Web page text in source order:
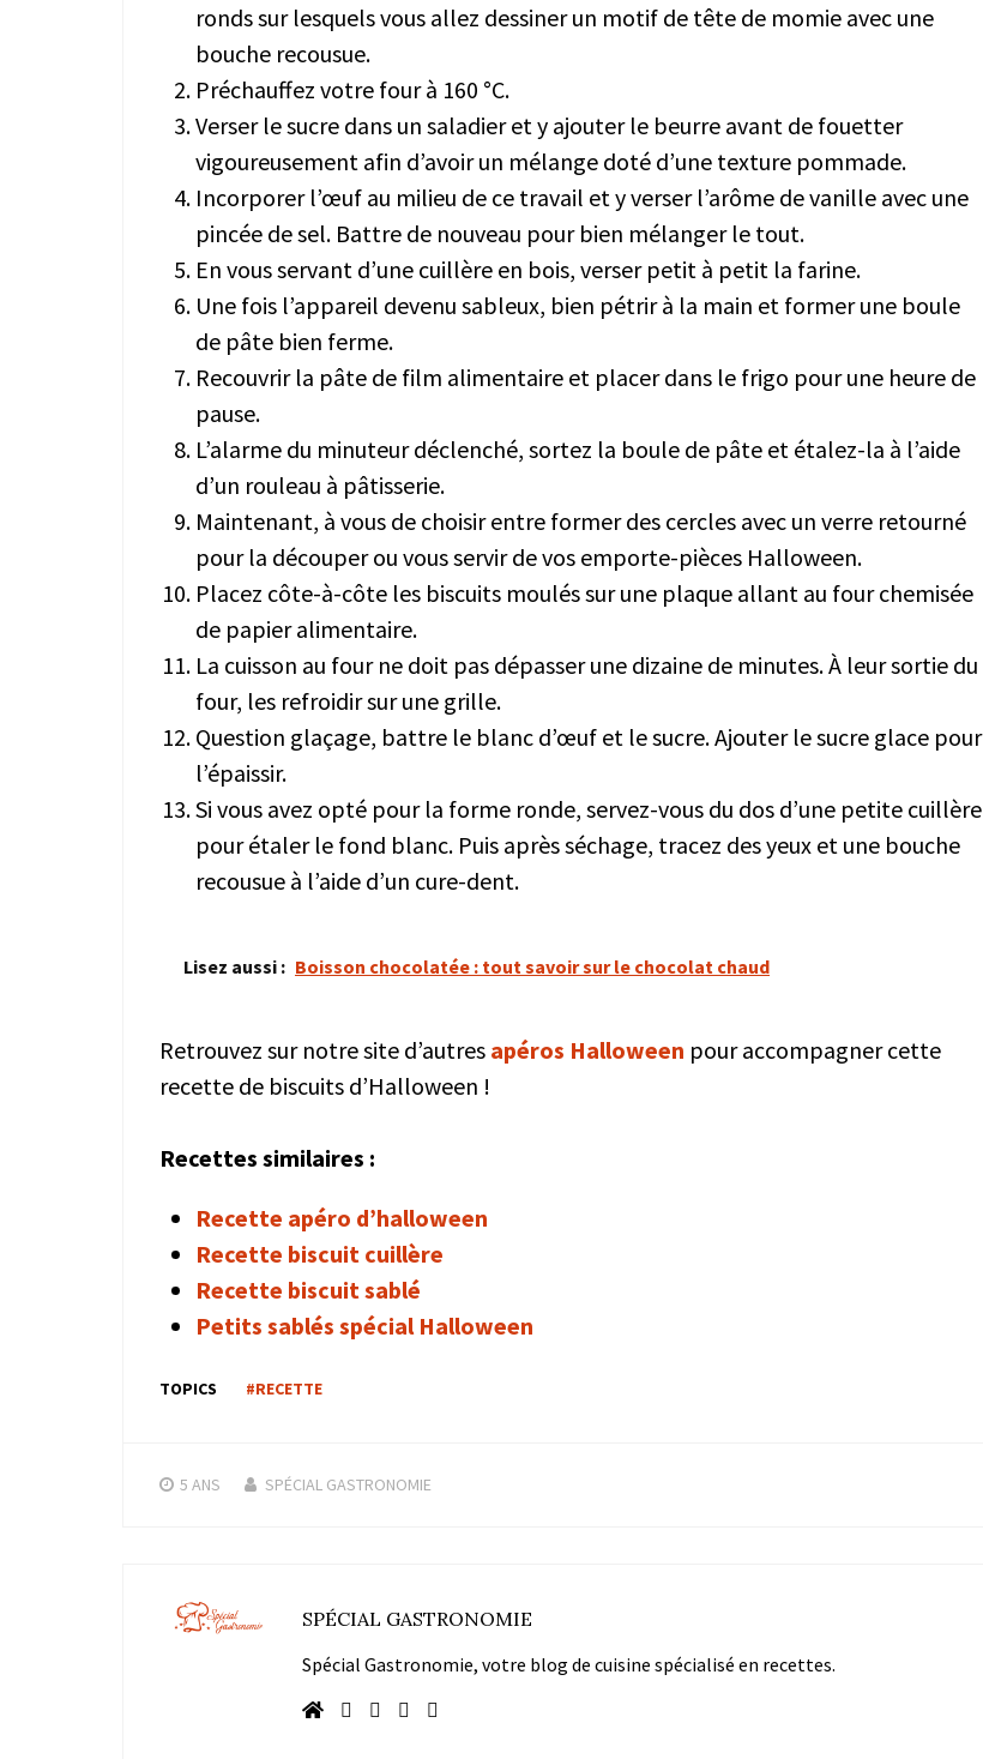
ronds sur lesquels vous allez dessiner un motif de tête de momie avec une
bouche recousue.
Préchauffez votre four à 160 °C.
Verser le sucre dans un saladier et y ajouter le beurre avant de fouetter
vigoureusement afin d’avoir un mélange doté d’une texture pommade.
Incorporer l’œuf au milieu de ce travail et y verser l’arôme de vanille avec une
pincée de sel. Battre de nouveau pour bien mélanger le tout.
En vous servant d’une cuillère en bois, verser petit à petit la farine.
Une fois l’appareil devenu sableux, bien pétrir à la main et former une boule
de pâte bien ferme.
Recouvrir la pâte de film alimentaire et placer dans le frigo pour une heure de
pause.
L’alarme du minuteur déclenché, sortez la boule de pâte et étalez-la à l’aide
d’un rouleau à pâtisserie.
Maintenant, à vous de choisir entre former des cercles avec un verre retourné
pour la découper ou vous servir de vos emporte-pièces Halloween.
Placez côte-à-côte les biscuits moulés sur une plaque allant au four chemisée
de papier alimentaire.
La cuisson au four ne doit pas dépasser une dizaine de minutes. À leur sortie du
four, les refroidir sur une grille.
Question glaçage, battre le blanc d’œuf et le sucre. Ajouter le sucre glace pour
l’épaissir.
Si vous avez opté pour la forme ronde, servez-vous du dos d’une petite cuillère
pour étaler le fond blanc. Puis après séchage, tracez des yeux et une bouche
recousue à l’aide d’un cure-dent.
Lisez aussi : Boisson chocolatée : tout savoir sur le chocolat chaud
Retrouvez sur notre site d’autres apéros Halloween pour accompagner cette
recette de biscuits d’Halloween !
Recettes similaires :
Recette apéro d’halloween
Recette biscuit cuillère
Recette biscuit sablé
Petits sablés spécial Halloween
TOPICS #RECETTE
5 ANS SPÉCIAL GASTRONOMIE
SPÉCIAL GASTRONOMIE
Spécial Gastronomie, votre blog de cuisine spécialisé en recettes.